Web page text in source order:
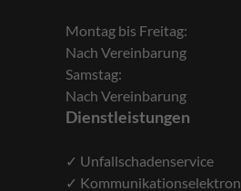
Montag bis Freitag:
Nach Vereinbarung
Samstag:
Nach Vereinbarung
Dienstleistungen
✓ Unfallschadenservice
✓